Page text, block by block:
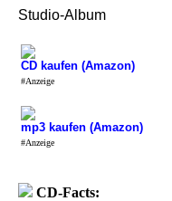
Studio-Album
CD kaufen (Amazon)
#Anzeige
mp3 kaufen (Amazon)
#Anzeige
CD-Facts: